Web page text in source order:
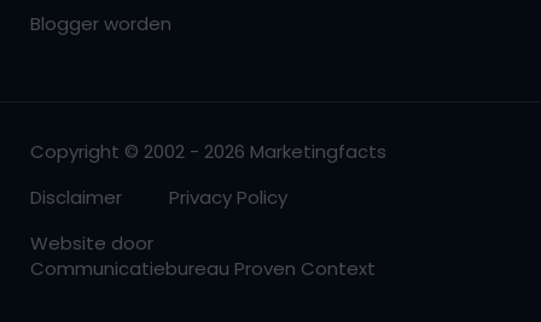
Blogger worden
Copyright © 2002 - 2026 Marketingfacts
Disclaimer
Privacy Policy
Website door
Communicatiebureau Proven Context